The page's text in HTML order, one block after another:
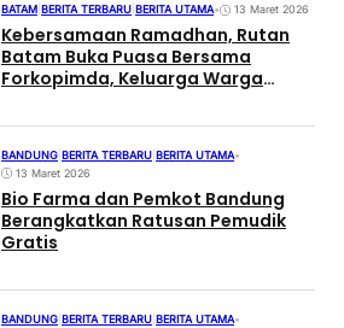
BATAM BERITA TERBARU BERITA UTAMA• 13 Maret 2026
Kebersamaan Ramadhan, Rutan
Batam Buka Puasa Bersama
Forkopimda, Keluarga Warga
BANDUNG BERITA TERBARU BERITA UTAMA•
13 Maret 2026
Bio Farma dan Pemkot Bandung
Berangkatkan Ratusan Pemudik
Gratis
BANDUNG BERITA TERBARU BERITA UTAMA•